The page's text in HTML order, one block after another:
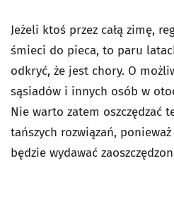
Jeżeli ktoś przez całą zimę,
śmieci do pieca, to paru
odkryć, że jest chory. O
sąsiadów i innych osób w
Nie warto zatem oszczędzać
tańszych rozwiązań,
będzie wydawać